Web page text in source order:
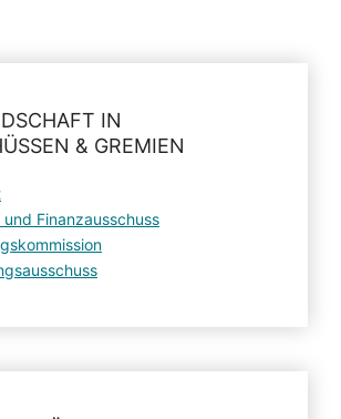
IN
& GREMIEN
Finanzausschuss